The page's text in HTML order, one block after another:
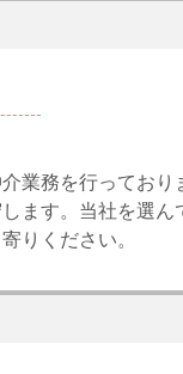
業務を行っており
ます。当社を選ん
りください。